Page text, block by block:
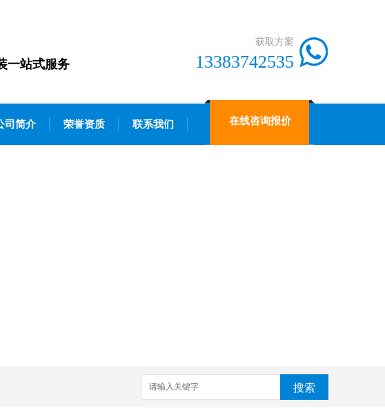
一站式服务
获取方案
13383742535
司简介 荣誉资质 联系我们 在线咨询报价
搜索